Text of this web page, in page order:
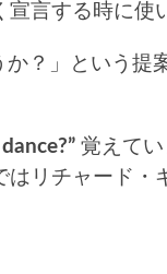
言する時に使
？」という提
覚えてい
リチャード・